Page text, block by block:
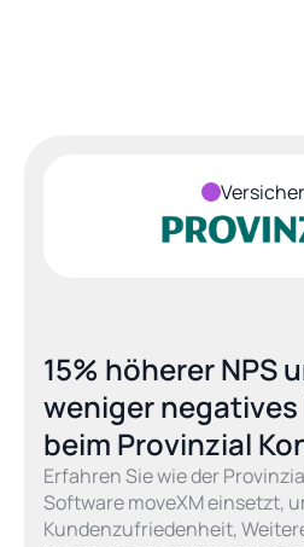
15% höherer NPS
weniger negatives
beim Provinzial
Erfahren Sie wie der
Software moveXM einsetzt,
Kundenzufriedenheit,